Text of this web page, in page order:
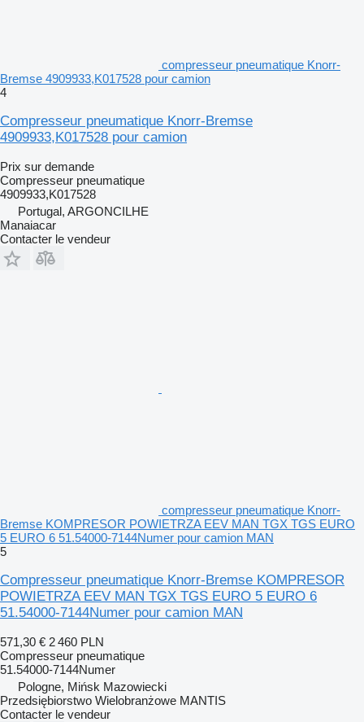
compresseur pneumatique Knorr-
Bremse 4909933,K017528 pour camion
4
Compresseur pneumatique Knorr-Bremse
4909933,K017528 pour camion
Prix sur demande
Compresseur pneumatique
4909933,K017528
Portugal, ARGONCILHE
Manaiacar
Contacter le vendeur
compresseur pneumatique Knorr-
Bremse KOMPRESOR POWIETRZA EEV MAN TGX TGS EURO
5 EURO 6 51.54000-7144Numer pour camion MAN
5
Compresseur pneumatique Knorr-Bremse KOMPRESOR
POWIETRZA EEV MAN TGX TGS EURO 5 EURO 6
51.54000-7144Numer pour camion MAN
571,30 € 2 460 PLN
Compresseur pneumatique
51.54000-7144Numer
Pologne, Mińsk Mazowiecki
Przedsiębiorstwo Wielobranżowe MANTIS
Contacter le vendeur